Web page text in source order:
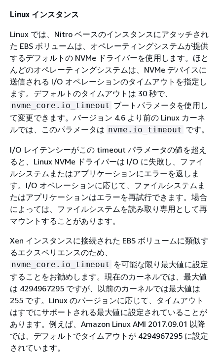
Linux インスタンス
Linux では、Nitro ベースのインスタンスにアタッチされ
た EBS ボリュームは、オペレーティングシステムが提供
するデフォルトの NVMe ドライバーを使用します。ほと
んどのオペレーティングシステムは、NVMe デバイスに
送信される I/O オペレーションのタイムアウトを指定し
ます。デフォルトのタイムアウトは 30 秒で、
nvme_core.io_timeout ブートパラメータを使用し
て変更できます。バージョン 4.6 より前の Linux カーネ
ルでは、このパラメータは nvme.io_timeout です。
I/O レイテンシーがこの timeout パラメータの値を超え
ると、Linux NVMe ドライバーは I/O に失敗し、ファイ
ルシステムまたはアプリケーションにエラーを返しま
す。I/O オペレーションに応じて、ファイルシステムま
たはアプリケーションはエラーを再試行できます。場合
によっては、ファイルシステムを読み取り専用として再
マウントすることがあります。
Xen インスタンスに接続された EBS ボリュームに類似す
るエクスペリエンスのため、
nvme_core.io_timeout を可能な限り最大値に設定
することをお勧めします。現在のカーネルでは、最大値
は 4294967295 ですが、以前のカーネルでは最大値は
255 です。Linux のバージョンに応じて、タイムアウト
はすでにサポートされる最大値に設定されていることが
あります。例えば、Amazon Linux AMI 2017.09.01 以降
では、デフォルトでタイムアウトが 4294967295 に設定
されています。